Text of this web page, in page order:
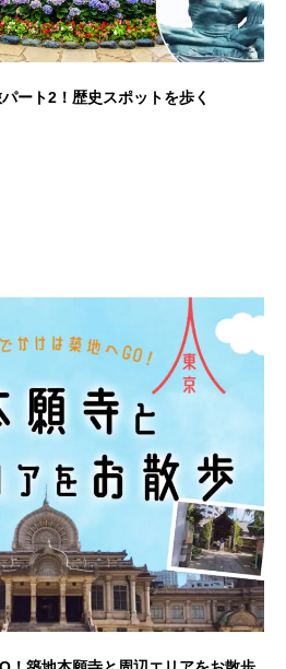
ート2！歴史スポットを歩く